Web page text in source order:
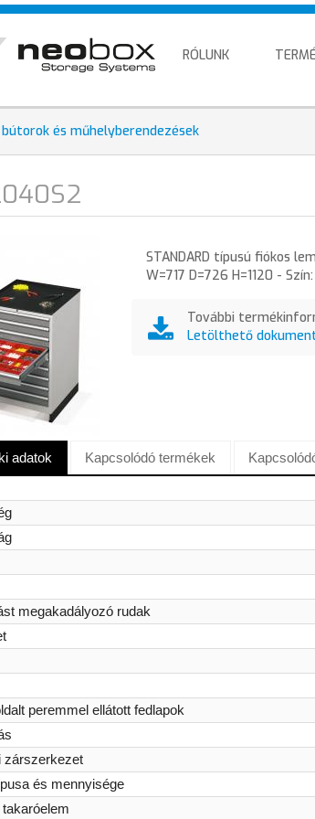
RÓLUNK
és műhelyberendezések
STANDARD típusú fiókos
W=717 D=726 H=1120 -
További
Letölthető
adatok Kapcsolódó termékek
megakadályozó rudak
peremmel ellátott fedlapok
zárszerkezet
és mennyisége
takaróelem